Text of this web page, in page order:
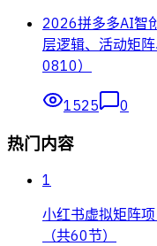
2026拼多多AI智
层逻辑、活动矩
0810）
1525 0
热门内容
1
小红书虚拟矩阵
（共60节）